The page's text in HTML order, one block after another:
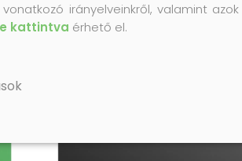
irányelveinkről, valamint
kattintva érhető el.